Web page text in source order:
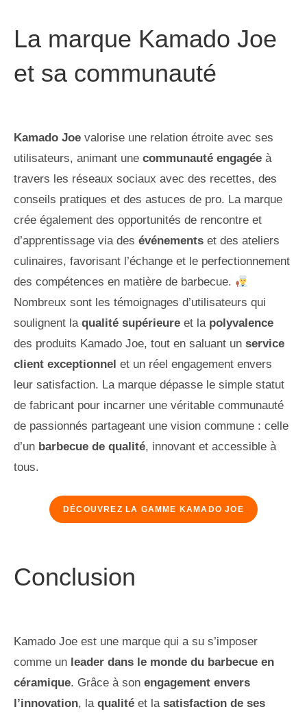
La marque Kamado Joe
et sa communauté
Kamado Joe valorise une relation étroite avec ses
utilisateurs, animant une communauté engagée à
travers les réseaux sociaux avec des recettes, des
conseils pratiques et des astuces de pro. La marque
crée également des opportunités de rencontre et
d’apprentissage via des événements et des ateliers
culinaires, favorisant l’échange et le perfectionnement
des compétences en matière de barbecue.
Nombreux sont les témoignages d’utilisateurs qui
soulignent la qualité supérieure et la polyvalence
des produits Kamado Joe, tout en saluant un service
client exceptionnel et un réel engagement envers
leur satisfaction. La marque dépasse le simple statut
de fabricant pour incarner une véritable communauté
de passionnés partageant une vision commune : celle
d’un barbecue de qualité, innovant et accessible à
tous.
DÉCOUVREZ LA GAMME KAMADO JOE
Conclusion
Kamado Joe est une marque qui a su s’imposer
comme un leader dans le monde du barbecue en
céramique. Grâce à son engagement envers
l’innovation, la qualité et la satisfaction de ses